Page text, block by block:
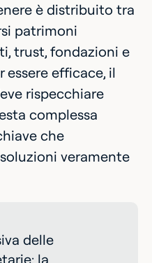
è distribuito tra
patrimoni
trust, fondazioni e
essere efficace, il
rispecchiare
complessa
che
veramente
delle
la